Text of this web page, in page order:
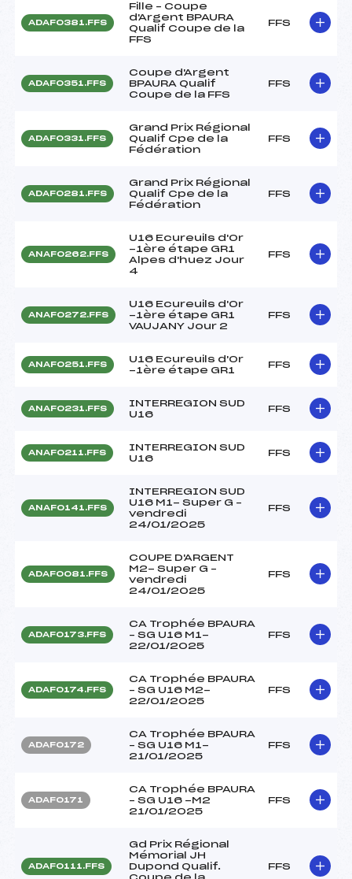
ADAF0381.FFS
Fille – Coupe
d'Argent BPAURA
Qualif Coupe de la
FFS
FFS
ADAF0351.FFS
Coupe d'Argent
BPAURA Qualif
Coupe de la FFS
FFS
ADAF0331.FFS
Grand Prix Régional
Qualif Cpe de la
Fédération
FFS
ADAF0281.FFS
Grand Prix Régional
Qualif Cpe de la
Fédération
FFS
ANAF0262.FFS
U16 Ecureuils d'Or
-1ère étape GR1
Alpes d'huez Jour
4
FFS
ANAF0272.FFS
U16 Ecureuils d'Or
-1ère étape GR1
VAUJANY Jour 2
FFS
ANAF0251.FFS
U16 Ecureuils d'Or
-1ère étape GR1
FFS
ANAF0231.FFS
INTERREGION SUD
U16
FFS
ANAF0211.FFS
INTERREGION SUD
U16
FFS
ANAF0141.FFS
INTERREGION SUD
U16 M1- Super G –
vendredi
24/01/2025
FFS
ADAF0081.FFS
COUPE D'ARGENT
M2- Super G –
vendredi
24/01/2025
FFS
ADAF0173.FFS
CA Trophée BPAURA
– SG U16 M1-
22/01/2025
FFS
ADAF0174.FFS
CA Trophée BPAURA
– SG U16 M2-
22/01/2025
FFS
ADAF0172
CA Trophée BPAURA
– SG U16 M1-
21/01/2025
FFS
ADAF0171
CA Trophée BPAURA
– SG U16 -M2
21/01/2025
FFS
ADAF0111.FFS
Gd Prix Régional
Mémorial JH
Dupond Qualif.
Coupe de la
FFS